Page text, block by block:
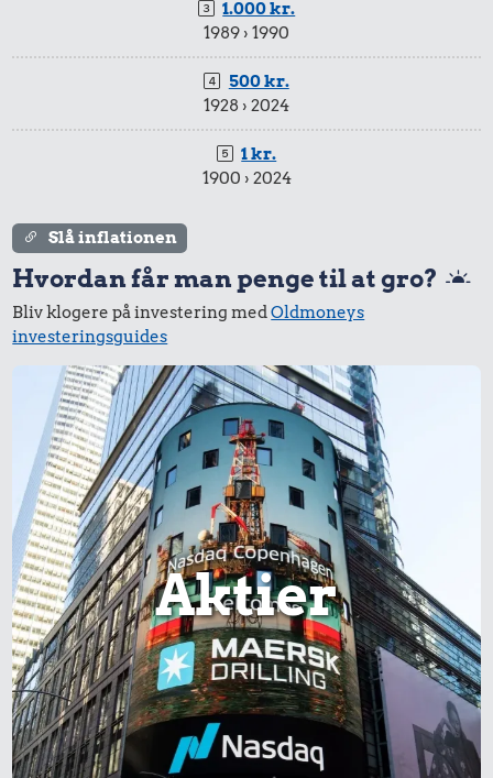
1.000 kr.
1989 › 1990
500 kr.
1928 › 2024
1 kr.
1900 › 2024
Slå inflationen
Hvordan får man penge til at gro?
Bliv klogere på investering medOldmoneys
investeringsguides
Aktier